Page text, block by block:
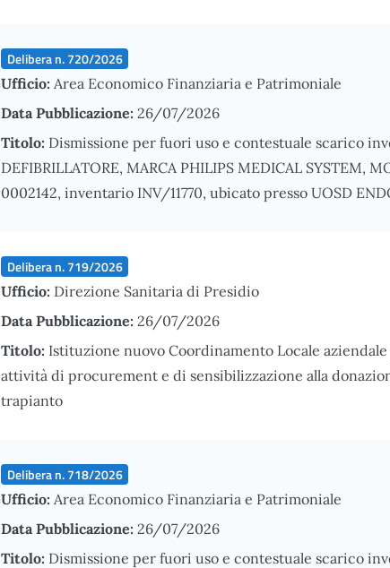
Delibera n. 720/2026
Ufficio: Area Economico Finanziaria e Patrimoniale
Data Pubblicazione: 26/07/2026
Titolo: Dismissione per fuori uso e contestuale scarico
DEFIBRILLATORE, MARCA PHILIPS MEDICAL SYSTEM,
0002142, inventario INV/11770, ubicato presso UOSD
Delibera n. 719/2026
Ufficio: Direzione Sanitaria di Presidio
Data Pubblicazione: 26/07/2026
Titolo: Istituzione nuovo Coordinamento Locale
attività di procurement e di sensibilizzazione alla
trapianto
Delibera n. 718/2026
Ufficio: Area Economico Finanziaria e Patrimoniale
Data Pubblicazione: 26/07/2026
Titolo: Dismissione per fuori uso e contestuale scarico